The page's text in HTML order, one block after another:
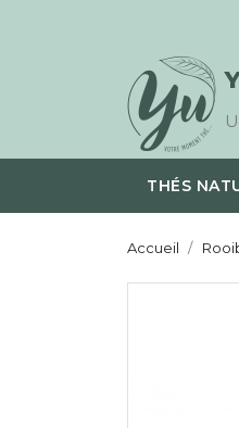
THÉS
Accueil